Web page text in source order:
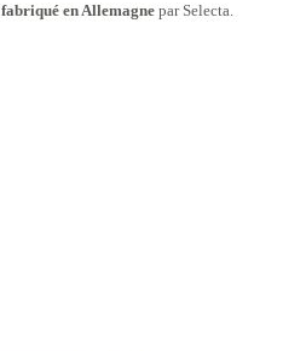
fabriqué en Allemagne par Selecta.